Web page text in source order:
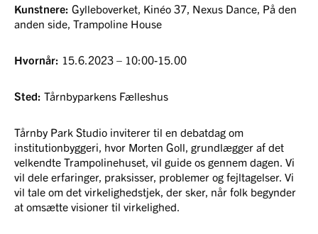
Kunstnere: Gylleboverket, Kinéo 37, Nexus Dance, På den
anden side, Trampoline House
Hvornår: 15.6.2023 – 10:00-15.00
Sted: Tårnbyparkens Fælleshus
Tårnby Park Studio inviterer til en debatdag om
institutionbyggeri, hvor Morten Goll, grundlægger af det
velkendte Trampolinehuset, vil guide os gennem dagen. Vi
vil dele erfaringer, praksisser, problemer og fejltagelser. Vi
vil tale om det virkelighedstjek, der sker, når folk begynder
at omsætte visioner til virkelighed.